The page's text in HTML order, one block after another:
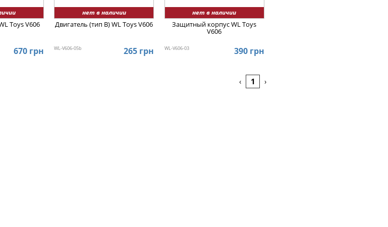
Toys V606
670 грн
нет в наличии
Двигатель (тип В) WL Toys V606
WL-V606-05b 265 грн
нет в наличии
Защитный корпус WL Toys
V606
WL-V606-03 390 грн
‹ 1 ›